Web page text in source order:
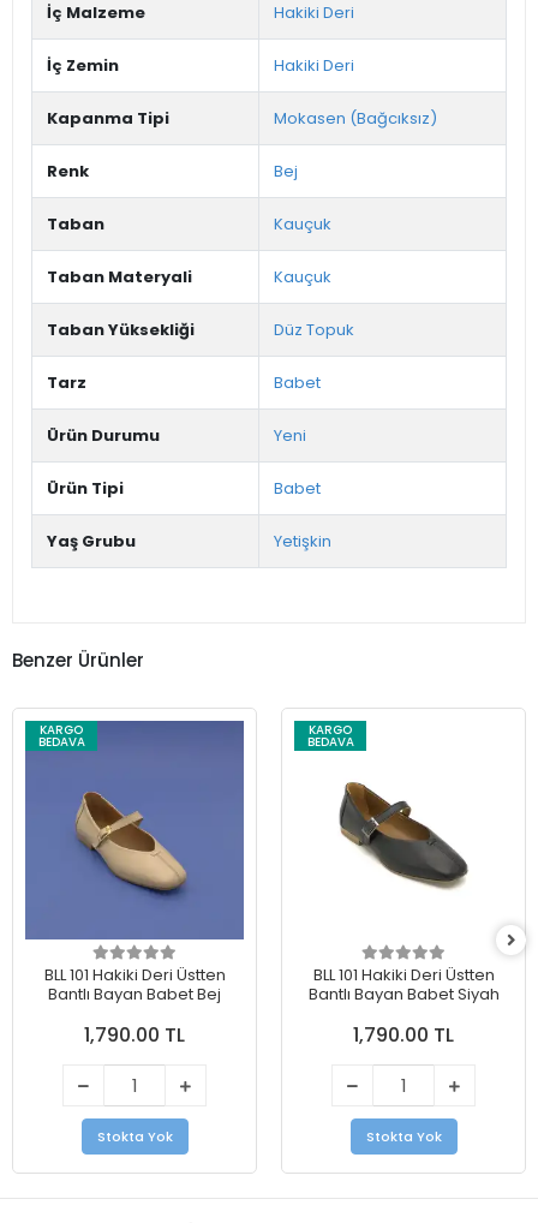
İç Malzeme Hakiki Deri
İç Zemin Hakiki Deri
Kapanma Tipi Mokasen (Bağcıksız)
Renk Bej
Taban Kauçuk
Taban Materyali Kauçuk
Taban Yüksekliği Düz Topuk
Tarz Babet
Ürün Durumu Yeni
Ürün Tipi Babet
Yaş Grubu Yetişkin
Benzer Ürünler
KARGO
BEDAVA
BLL 101 Hakiki Deri Üstten
Bantlı Bayan Babet Bej
1,790.00 TL
Stokta Yok
KARGO
BEDAVA
BLL 101 Hakiki Deri Üstten
Bantlı Bayan Babet Siyah
1,790.00 TL
Stokta Yok